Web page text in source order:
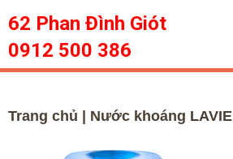
62 Phan Đình Giót
0912 500 386
Dịch vụ
Trang chủ | Nước khoáng LAVIE